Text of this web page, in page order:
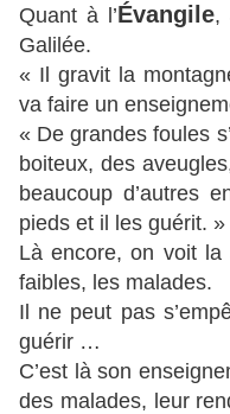
Quant à l’Évangile,
Galilée.
« Il gravit la
va faire un
« De grandes foules
boiteux, des
beaucoup d’autres
pieds et il les guérit. »
Là encore, on voit
faibles, les malades.
Il ne peut pas
guérir …
C’est là son
des malades, leur